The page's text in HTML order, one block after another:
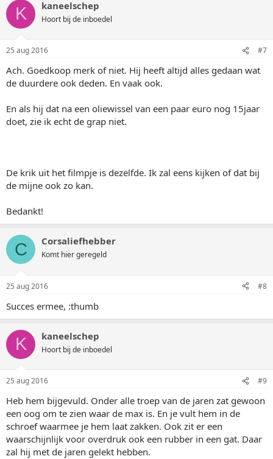
K kaneelschep
Hoort bij de inboedel
25 aug 2016 #7
Ach. Goedkoop merk of niet. Hij heeft altijd alles gedaan wat
de duurdere ook deden. En vaak ook.
En als hij dat na een oliewissel van een paar euro nog 15jaar
doet, zie ik echt de grap niet.
De krik uit het filmpje is dezelfde. Ik zal eens kijken of dat bij
de mijne ook zo kan.
Bedankt!
C Corsaliefhebber
Komt hier geregeld
25 aug 2016 #8
Succes ermee, :thumb
K kaneelschep
Hoort bij de inboedel
25 aug 2016 #9
Heb hem bijgevuld. Onder alle troep van de jaren zat gewoon
een oog om te zien waar de max is. En je vult hem in de
schroef waarmee je hem laat zakken. Ook zit er een
waarschijnlijk voor overdruk ook een rubber in een gat. Daar
zal hij met de jaren gelekt hebben.